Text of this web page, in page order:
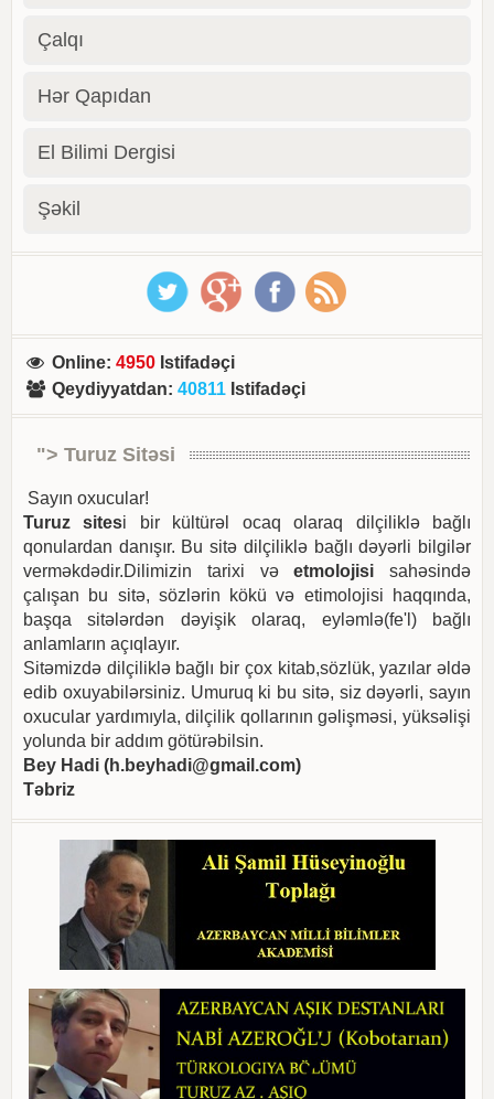
Çalqı
Hər Qapıdan
El Bilimi Dergisi
Şəkil
Online:4950 Istifadəçi
Qeydiyyatdan:40811 Istifadəçi
"> Turuz Sitəsi
Sayın oxucular!
Turuz sitesi bir kültürəl ocaq olaraq dilçiliklə bağlı
qonulardan danışır. Bu sitə dilçiliklə bağlı dəyərli bilgilər
verməkdədir.Dilimizin tarixi vəetmolojisi sahəsində
çalışan bu sitə, sözlərin kökü və etimolojisi haqqında,
başqa sitələrdən dəyişik olaraq, eyləmlə(fe'l) bağlı
anlamların açıqlayır.
Sitəmizdə dilçiliklə bağlı bir çox kitab,sözlük, yazılar əldə
edib oxuyabilərsiniz. Umuruq ki bu sitə, siz dəyərli, sayın
oxucular yardımıyla, dilçilik qollarının gəlişməsi, yüksəlişi
yolunda bir addım götürəbilsin.
Bey Hadi (h.beyhadi@gmail.com)
Təbriz